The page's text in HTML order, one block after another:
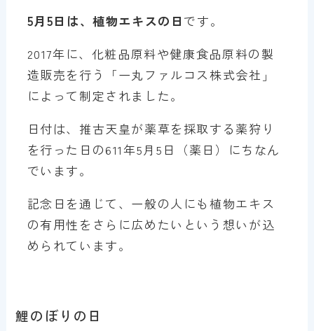
5月5日は、植物エキスの日 です。
2017年に、化粧品原料や健康食品原料の製
造販売を行う「一丸ファルコス株式会社」
によって制定されました。
日付は、推古天皇が薬草を採取する薬狩り
を行った日の611年5月5日（薬日）にちなん
でいます。
記念日を通じて、一般の人にも植物エキス
の有用性をさらに広めたいという想いが込
められています。
鯉のぼりの日